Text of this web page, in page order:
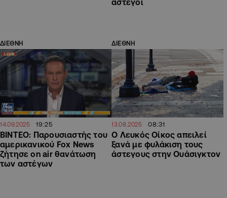
άστεγοι
ΔΙΕΘΝΗ
14.09.2025 19:25
ΒΙΝΤΕΟ: Παρουσιαστής του
αμερικανικού Fox News
ζήτησε on air θανάτωση
των αστέγων
ΔΙΕΘΝΗ
13.08.2025 08:31
Ο Λευκός Οίκος απειλεί
ξανά με φυλάκιση τους
άστεγους στην Ουάσιγκτον